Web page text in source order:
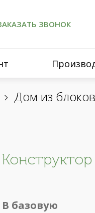
ЗВОНОК
Дом из
Конструктор
В базовую